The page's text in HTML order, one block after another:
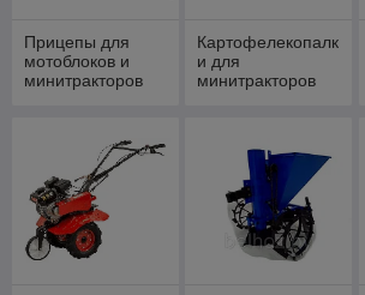
Прицепы для
мотоблоков и
минитракторов
Картофелекопалк
и для
минитракторов